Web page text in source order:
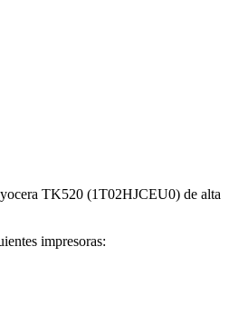
TK520 (1T02HJCEU0) de alta
impresoras: